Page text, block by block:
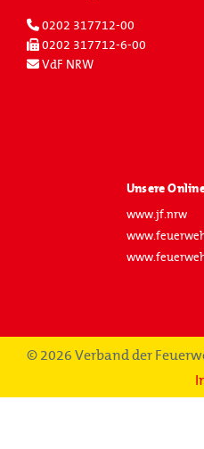
0202 317712-00
0202 317712-6-00
VdF NRW
Unsere
www.jf.nrw
© 2026 Verband der